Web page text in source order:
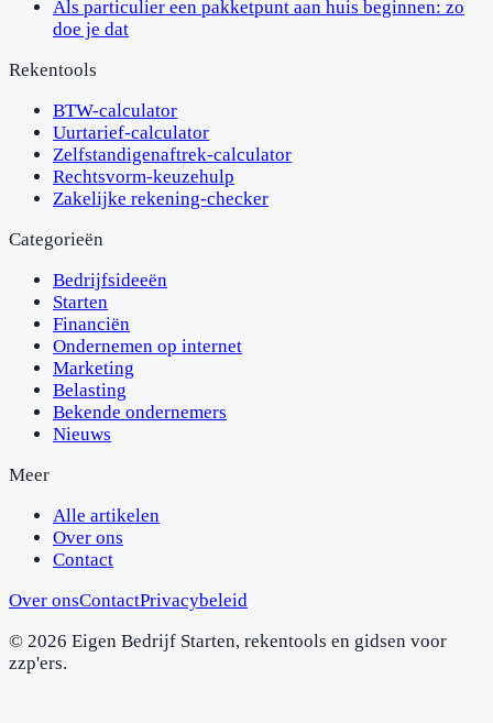
Als particulier een pakketpunt aan huis beginnen: zo
doe je dat
Rekentools
BTW-calculator
Uurtarief-calculator
Zelfstandigenaftrek-calculator
Rechtsvorm-keuzehulp
Zakelijke rekening-checker
Categorieën
Bedrijfsideeën
Starten
Financiën
Ondernemen op internet
Marketing
Belasting
Bekende ondernemers
Nieuws
Meer
Alle artikelen
Over ons
Contact
Over onsContactPrivacybeleid
© 2026 Eigen Bedrijf Starten, rekentools en gidsen voor
zzp'ers.